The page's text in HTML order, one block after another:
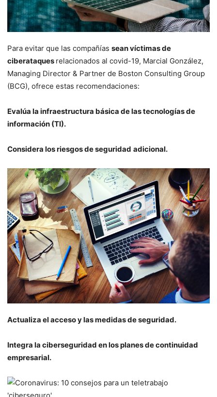
Para evitar que las compañías sean víctimas de
ciberataques relacionados al covid-19, Marcial González,
Managing Director & Partner de Boston Consulting Group
(BCG), ofrece estas recomendaciones:
Evalúa la infraestructura básica de las tecnologías de
información (TI).
Considera los riesgos de seguridad adicional.
Actualiza el acceso y las medidas de seguridad.
Integra la ciberseguridad en los planes de continuidad
empresarial.